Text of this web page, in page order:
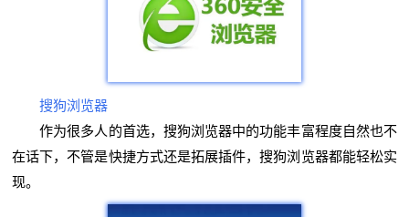
搜狗浏览器
作为很多人的首选，搜狗浏览器中的功能丰富程度自然也不
在话下，不管是快捷方式还是拓展插件，搜狗浏览器都能轻松实
现。